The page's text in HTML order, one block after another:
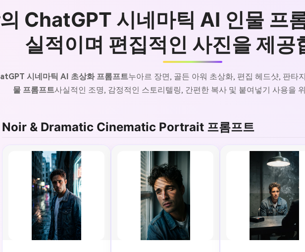
ChatGPT 시네마틱 AI 인물 프
실적이며 편집적인 사진을 제공
시네마틱 AI 초상화 프롬프트누아르 장면, 골든 아워 초상화, 편집 헤드샷, 판타
물 프롬프트사실적인 조명, 감정적인 스토리텔링, 간편한 복사 및 붙여넣기 사용을
Noir & Dramatic Cinematic Portrait 프롬프트